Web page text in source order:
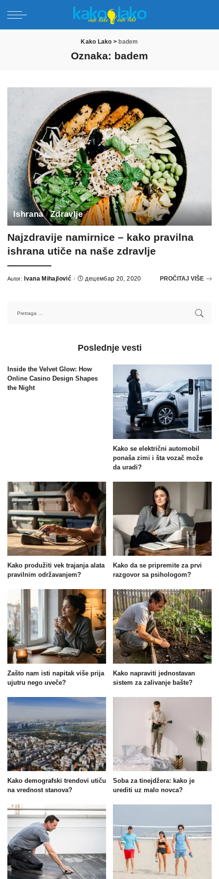
Kako Lako > badem
Oznaka: badem
Ishrana Zdravlje
Najzdravije namirnice – kako pravilna
ishrana utiče na naše zdravlje
Autor: Ivana Mihajlović децембар 20, 2020 PROČITAJ VIŠE
Poslednje vesti
Inside the Velvet Glow: How
Online Casino Design Shapes
the Night
Kako se električni automobil
ponaša zimi i šta vozač može
da uradi?
Kako produžiti vek trajanja alata
pravilnim održavanjem?
Kako da se pripremite za prvi
razgovor sa psihologom?
Zašto nam isti napitak više prija
ujutru nego uveče?
Kako napraviti jednostavan
sistem za zalivanje bašte?
Kako demografski trendovi utiču
na vrednost stanova?
Soba za tinejdžera: kako je
urediti uz malo novca?